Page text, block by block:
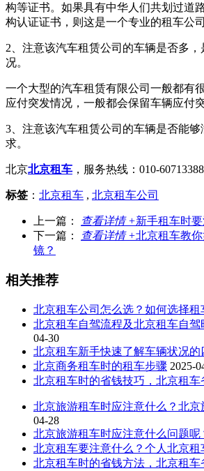
构等证书。如果具有中华人们共划过道
构认证证书，则这是一个专业的租车公司
2、注意该汽车租赁公司的车辆是否多
况。
一个大型的汽车租赁有限公司一般都有
应付突发情况，一般都会保留车辆应付
3、注意该汽车租赁公司的车辆是否能
求。
北京北京租车 ，服务热线：010-60713388
标签 ： 北京租车 , 北京租车公司
上一篇： 查看详情 +新手租车时
下一篇：
查看详情 +北京租车教
镜？
相关推荐
北京租车公司怎么选？如何选择租
北京租车自驾流程及北京租车自驾
04-30
北京租车新手快速了解车辆状况的
北京商务租车时的租车步骤 2025-
北京租车时的省钱技巧，北京租车
北京旅游租车时应注意什么？北京
04-28
北京旅游租车时应注意什么问题呢
北京租车要注意什么？个人北京租
北京租车时的省钱方法，北京租车